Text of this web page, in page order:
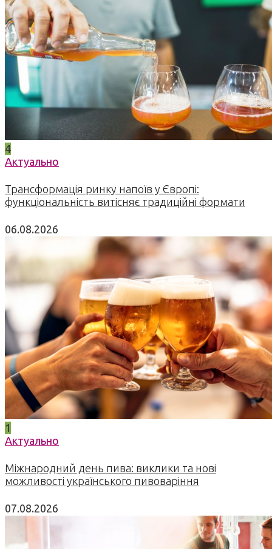
4
Актуально
Трансформація ринку напоїв у Європі:
функціональність витісняє традиційні формати
06.08.2026
1
Актуально
Міжнародний день пива: виклики та нові
можливості українського пивоваріння
07.08.2026